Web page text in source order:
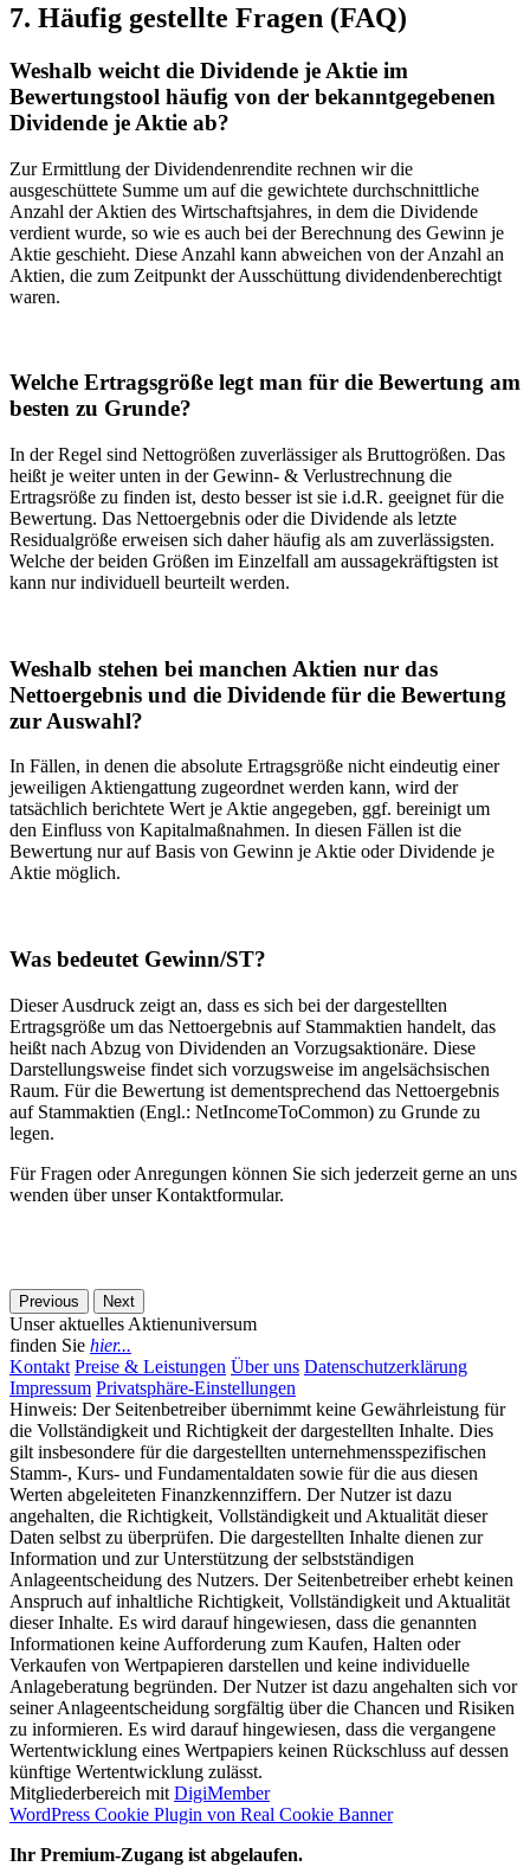
7. Häufig gestellte Fragen (FAQ)
Weshalb weicht die Dividende je Aktie im
Bewertungstool häufig von der bekanntgegebenen
Dividende je Aktie ab?
Zur Ermittlung der Dividendenrendite rechnen wir die
ausgeschüttete Summe um auf die gewichtete durchschnittliche
Anzahl der Aktien des Wirtschaftsjahres, in dem die Dividende
verdient wurde, so wie es auch bei der Berechnung des Gewinn je
Aktie geschieht. Diese Anzahl kann abweichen von der Anzahl an
Aktien, die zum Zeitpunkt der Ausschüttung dividendenberechtigt
waren.
Welche Ertragsgröße legt man für die Bewertung am
besten zu Grunde?
In der Regel sind Nettogrößen zuverlässiger als Bruttogrößen. Das
heißt je weiter unten in der Gewinn- & Verlustrechnung die
Ertragsröße zu finden ist, desto besser ist sie i.d.R. geeignet für die
Bewertung. Das Nettoergebnis oder die Dividende als letzte
Residualgröße erweisen sich daher häufig als am zuverlässigsten.
Welche der beiden Größen im Einzelfall am aussagekräftigsten ist
kann nur individuell beurteilt werden.
Weshalb stehen bei manchen Aktien nur das
Nettoergebnis und die Dividende für die Bewertung
zur Auswahl?
In Fällen, in denen die absolute Ertragsgröße nicht eindeutig einer
jeweiligen Aktiengattung zugeordnet werden kann, wird der
tatsächlich berichtete Wert je Aktie angegeben, ggf. bereinigt um
den Einfluss von Kapitalmaßnahmen. In diesen Fällen ist die
Bewertung nur auf Basis von Gewinn je Aktie oder Dividende je
Aktie möglich.
Was bedeutet Gewinn/ST?
Dieser Ausdruck zeigt an, dass es sich bei der dargestellten
Ertragsgröße um das Nettoergebnis auf Stammaktien handelt, das
heißt nach Abzug von Dividenden an Vorzugsaktionäre. Diese
Darstellungsweise findet sich vorzugsweise im angelsächsischen
Raum. Für die Bewertung ist dementsprechend das Nettoergebnis
auf Stammaktien (Engl.: NetIncomeToCommon) zu Grunde zu
legen.
Für Fragen oder Anregungen können Sie sich jederzeit gerne an uns
wenden über unser Kontaktformular.
Previous Next
Unser aktuelles Aktienuniversum
finden Sie hier...
Kontakt Preise & Leistungen Über uns Datenschutzerklärung
Impressum Privatsphäre-Einstellungen
Hinweis: Der Seitenbetreiber übernimmt keine Gewährleistung für
die Vollständigkeit und Richtigkeit der dargestellten Inhalte. Dies
gilt insbesondere für die dargestellten unternehmensspezifischen
Stamm-, Kurs- und Fundamentaldaten sowie für die aus diesen
Werten abgeleiteten Finanzkennziffern. Der Nutzer ist dazu
angehalten, die Richtigkeit, Vollständigkeit und Aktualität dieser
Daten selbst zu überprüfen. Die dargestellten Inhalte dienen zur
Information und zur Unterstützung der selbstständigen
Anlageentscheidung des Nutzers. Der Seitenbetreiber erhebt keinen
Anspruch auf inhaltliche Richtigkeit, Vollständigkeit und Aktualität
dieser Inhalte. Es wird darauf hingewiesen, dass die genannten
Informationen keine Aufforderung zum Kaufen, Halten oder
Verkaufen von Wertpapieren darstellen und keine individuelle
Anlageberatung begründen. Der Nutzer ist dazu angehalten sich vor
seiner Anlageentscheidung sorgfältig über die Chancen und Risiken
zu informieren. Es wird darauf hingewiesen, dass die vergangene
Wertentwicklung eines Wertpapiers keinen Rückschluss auf dessen
künftige Wertentwicklung zulässt.
Mitgliederbereich mit DigiMember
WordPress Cookie Plugin von Real Cookie Banner
Ihr Premium-Zugang ist abgelaufen.